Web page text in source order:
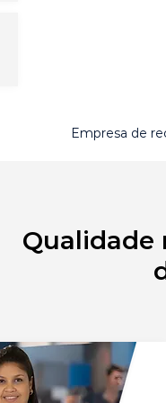
Empresa de
Qualidade